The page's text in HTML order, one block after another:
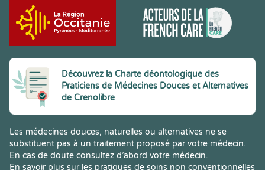
Découvrez la Charte déontologique des
Praticiens de Médecines Douces et Alternatives
de Crenolibre
Les médecines douces, naturelles ou alternatives ne se
substituent pas à un traitement proposé par votre médecin.
En cas de doute consultez d’abord votre médecin.
En savoir plus sur les pratiques de soins non conventionnelles